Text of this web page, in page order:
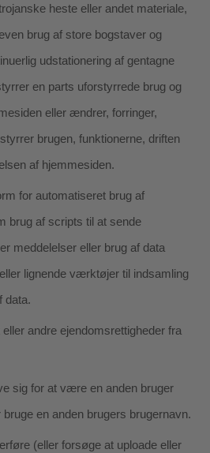
heste eller andet materiale,
brug af store bogstaver og
udstationering af gentagne
en parts uforstyrrede brug og
eller ændrer, forringer,
brugen, funktionerne, driften
af hjemmesiden.
for automatiseret brug af
brug af scripts til at sende
meddelelser eller brug af data
lignende værktøjer til indsamling
data.
andre ejendomsrettigheder fra
sig for at være en anden bruger
bruge en anden brugers brugernavn.
(eller forsøge at uploade eller